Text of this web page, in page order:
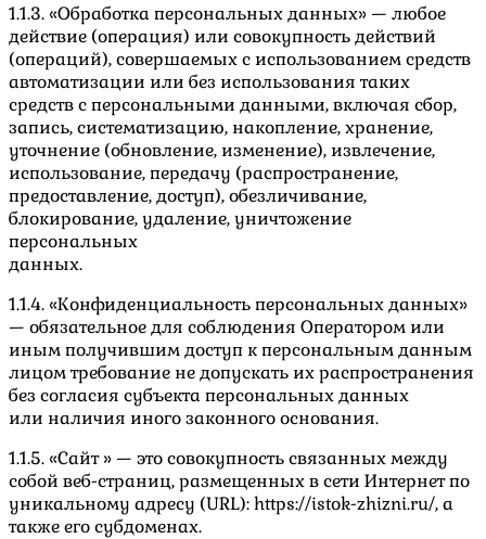
1.1.3. «Обработка персональных данных» — любое
действие (операция) или совокупность действий
(операций), совершаемых с использованием средств
автоматизации или без использования таких
средств с персональными данными, включая сбор,
запись, систематизацию, накопление, хранение,
уточнение (обновление, изменение), извлечение,
использование, передачу (распространение,
предоставление, доступ), обезличивание,
блокирование, удаление, уничтожение
персональных
данных.
1.1.4. «Конфиденциальность персональных данных»
— обязательное для соблюдения Оператором или
иным получившим доступ к персональным данным
лицом требование не допускать их распространения
без согласия субъекта персональных данных
или наличия иного законного основания.
1.1.5. «Сайт » — это совокупность связанных между
собой веб-страниц, размещенных в сети Интернет по
уникальному адресу (URL): https://istok-zhizni.ru/, а
также его субдоменах.